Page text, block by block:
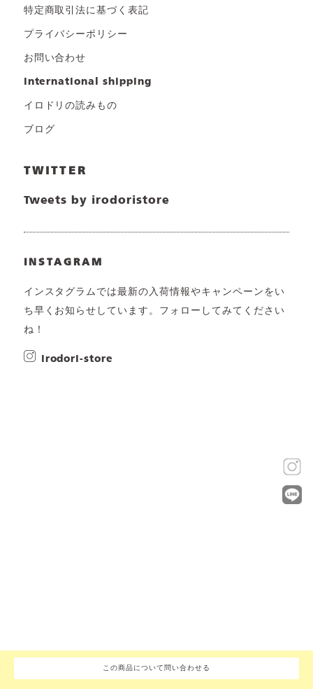
この商品について問い合わせる
特定商取引法に基づく表記
プライバシーポリシー
お問い合わせ
international shipping
イロドリの読みもの
ブログ
TWITTER
Tweets by irodoristore
INSTAGRAM
インスタグラムでは最新の入荷情報やキャンペーンをい
ち早くお知らせしています。フォローしてみてください
ね！
irodori-store